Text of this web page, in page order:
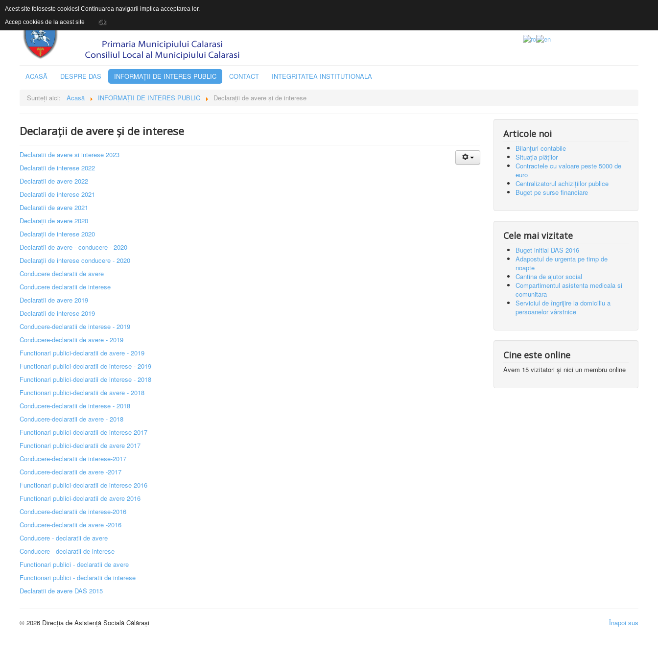
ACASĂ DESPRE DAS INFORMAŢII DE INTERES PUBLIC CONTACT INTEGRITATEA INSTITUTIONALA
Sunteți aici: Acasă INFORMAŢII DE INTERES PUBLIC Declarații de avere și de interese
Declarații de avere și de interese
Declaratii de avere si interese 2023
Declaratii de interese 2022
Declaratii de avere 2022
Declaratii de interese 2021
Declaratii de avere 2021
Declarații de avere 2020
Declarații de interese 2020
Declaratii de avere - conducere - 2020
Declarații de interese conducere - 2020
Conducere declaratii de avere
Conducere declaratii de interese
Declaratii de avere 2019
Declaratii de interese 2019
Conducere-declaratii de interese - 2019
Conducere-declaratii de avere - 2019
Functionari publici-declaratii de avere - 2019
Functionari publici-declaratii de interese - 2019
Functionari publici-declaratii de interese - 2018
Functionari publici-declaratii de avere - 2018
Conducere-declaratii de interese - 2018
Conducere-declaratii de avere - 2018
Functionari publici-declaratii de interese 2017
Functionari publici-declaratii de avere 2017
Conducere-declaratii de interese-2017
Conducere-declaratii de avere -2017
Functionari publici-declaratii de interese 2016
Functionari publici-declaratii de avere 2016
Conducere-declaratii de interese-2016
Conducere-declaratii de avere -2016
Conducere - declaratii de avere
Conducere - declaratii de interese
Functionari publici - declaratii de avere
Functionari publici - declaratii de interese
Declaratii de avere DAS 2015
Articole noi
Bilanțuri contabile
Situația plăților
Contractele cu valoare peste 5000 de
euro
Centralizatorul achizițiilor publice
Buget pe surse financiare
Cele mai vizitate
Buget initial DAS 2016
Adapostul de urgenta pe timp de
noapte
Cantina de ajutor social
Compartimentul asistenta medicala si
comunitara
Serviciul de îngrijire la domiciliu a
persoanelor vârstnice
Cine este online
Avem 15 vizitatori și nici un membru online
Înapoi sus
© 2026 Direcția de Asistență Socială Călărași
Acest site foloseste cookies! Continuarea navigarii implica acceptarea lor.
Accep cookies de la acest site
Ok